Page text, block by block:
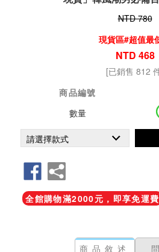
NTD 780
現貨區#超值最
NTD 468
[已銷售 812
商品編號
數量
全館購物滿2000元，即享免運費
商品敘述